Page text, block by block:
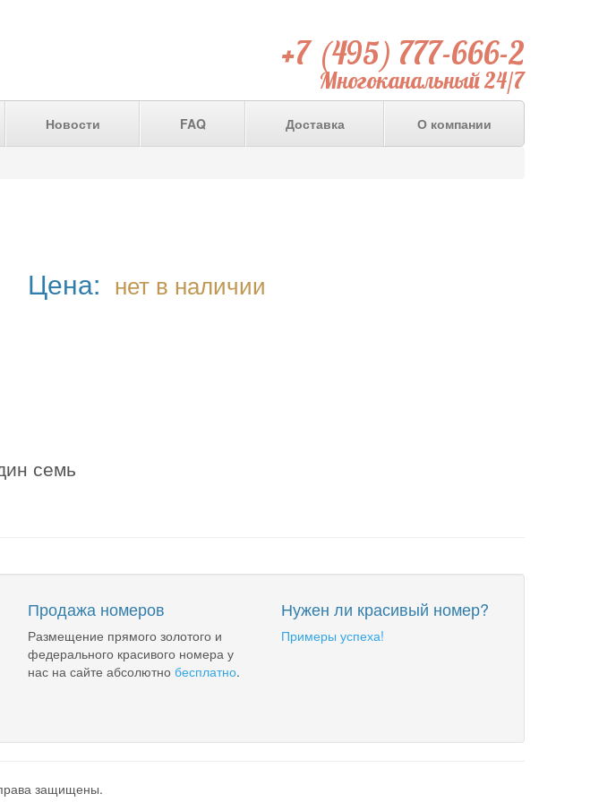
+7 (495) 777-666-2
Многоканальный 24/7
Новости FAQ Доставка О компании
Цена: нет в наличии
семь
Продажа номеров
Размещение прямого золотого и
федерального красивого номера у
нас на сайте абсолютно бесплатно.
Нужен ли красивый номер?
Примеры успеха!
защищены.